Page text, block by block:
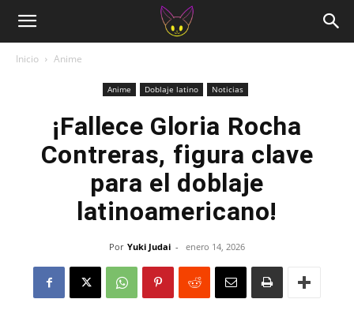
Inicio Anime
Anime Doblaje latino Noticias
¡Fallece Gloria Rocha
Contreras, figura clave
para el doblaje
latinoamericano!
Por Yuki Judai - enero 14, 2026